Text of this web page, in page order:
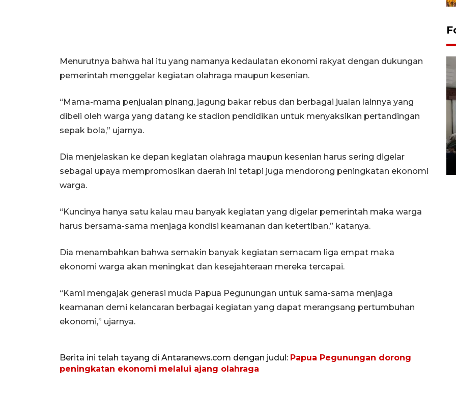
Menurutnya bahwa hal itu yang namanya kedaulatan ekonomi rakyat dengan dukungan
pemerintah menggelar kegiatan olahraga maupun kesenian.
“Mama-mama penjualan pinang, jagung bakar rebus dan berbagai jualan lainnya yang
dibeli oleh warga yang datang ke stadion pendidikan untuk menyaksikan pertandingan
sepak bola,” ujarnya.
Dia menjelaskan ke depan kegiatan olahraga maupun kesenian harus sering digelar
sebagai upaya mempromosikan daerah ini tetapi juga mendorong peningkatan ekonomi
warga.
“Kuncinya hanya satu kalau mau banyak kegiatan yang digelar pemerintah maka warga
harus bersama-sama menjaga kondisi keamanan dan ketertiban,” katanya.
Dia menambahkan bahwa semakin banyak kegiatan semacam liga empat maka
ekonomi warga akan meningkat dan kesejahteraan mereka tercapai.
“Kami mengajak generasi muda Papua Pegunungan untuk sama-sama menjaga
keamanan demi kelancaran berbagai kegiatan yang dapat merangsang pertumbuhan
ekonomi,” ujarnya.
Berita ini telah tayang di Antaranews.com dengan judul: Papua Pegunungan dorong
peningkatan ekonomi melalui ajang olahraga
14 March 2022 15:11 WIB, 2022